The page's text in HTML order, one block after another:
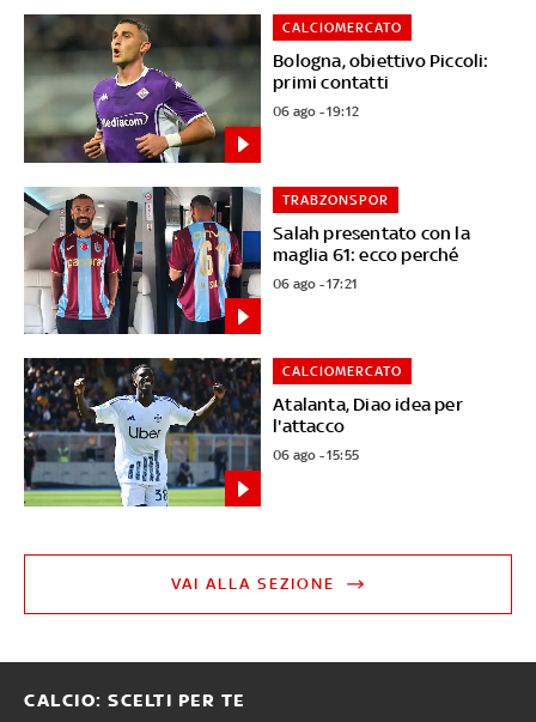
Bologna, obiettivo Piccoli:
primi contatti
CALCIOMERCATO
06 ago - 19:12
Salah presentato con la
maglia 61: ecco perché
TRABZONSPOR
06 ago - 17:21
Atalanta, Diao idea per
l'attacco
CALCIOMERCATO
06 ago - 15:55
VAI ALLA SEZIONE
CALCIO: SCELTI PER TE